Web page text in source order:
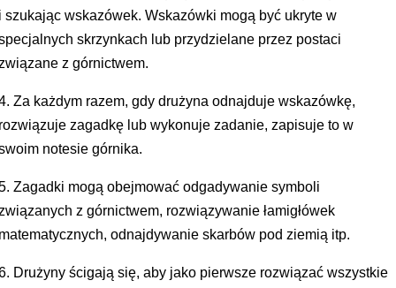
szukając wskazówek. Wskazówki mogą być ukryte w
skrzynkach lub przydzielane przez postaci
z górnictwem.
Za każdym razem, gdy drużyna odnajduje wskazówkę,
zagadkę lub wykonuje zadanie, zapisuje to w
notesie górnika.
Zagadki mogą obejmować odgadywanie symboli
z górnictwem, rozwiązywanie łamigłówek
odnajdywanie skarbów pod ziemią itp.
Drużyny ścigają się, aby jako pierwsze rozwiązać wszystkie